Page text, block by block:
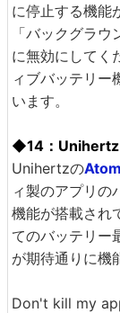
に停止する機
「バックグラ
に無効にしてく
ィブバッテリー
います。
◆14：Unihertz
Unihertzの
ィ製のアプリの
機能が搭載され
てのバッテリー
が期待通りに機
Don't kill my